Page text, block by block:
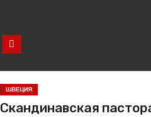
ШВЕЦИЯ
Cкандинавская